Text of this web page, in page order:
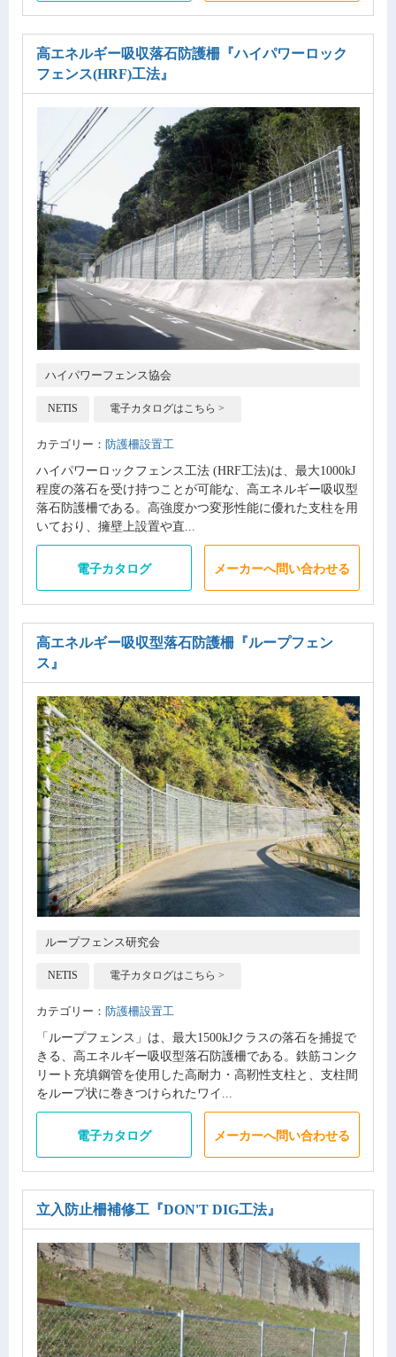
高エネルギー吸収落石防護柵 『ハイパワーロック
フェンス(HRF)工法』
ハイパワーフェンス協会
NETIS 電子カタログはこちら >
カテゴリー： 防護柵設置工
ハイパワーロックフェンス工法 (HRF工法)は、最大1000kJ
程度の落石を受け持つことが可能な、高エネルギー吸収型
落石防護柵である。高強度かつ変形性能に優れた支柱を用
いており、擁壁上設置や直...
電子カタログ メーカーへ問い合わせる
高エネルギー吸収型落石防護柵 『ループフェン
ス』
ループフェンス研究会
NETIS 電子カタログはこちら >
カテゴリー： 防護柵設置工
「ループフェンス」は、最大1500kJクラスの落石を捕捉で
きる、高エネルギー吸収型落石防護柵である。鉄筋コンク
リート充填鋼管を使用した高耐力・高靭性支柱と、支柱間
をループ状に巻きつけられたワイ...
電子カタログ メーカーへ問い合わせる
立入防止柵補修工 『DON'T DIG工法』